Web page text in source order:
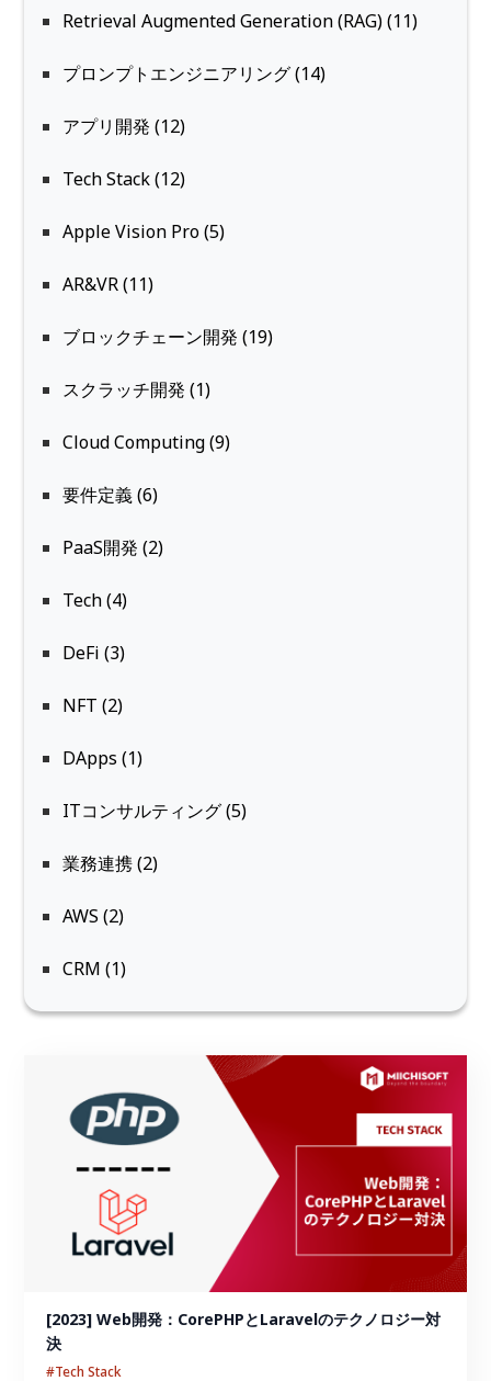
Retrieval Augmented Generation (RAG) (11)
プロンプトエンジニアリング (14)
アプリ開発 (12)
Tech Stack (12)
Apple Vision Pro (5)
AR&VR (11)
ブロックチェーン開発 (19)
スクラッチ開発 (1)
Cloud Computing (9)
要件定義 (6)
PaaS開発 (2)
Tech (4)
DeFi (3)
NFT (2)
DApps (1)
ITコンサルティング (5)
業務連携 (2)
AWS (2)
CRM (1)
[2023] Web開発：CorePHPとLaravelのテクノロジー対
決
#Tech Stack